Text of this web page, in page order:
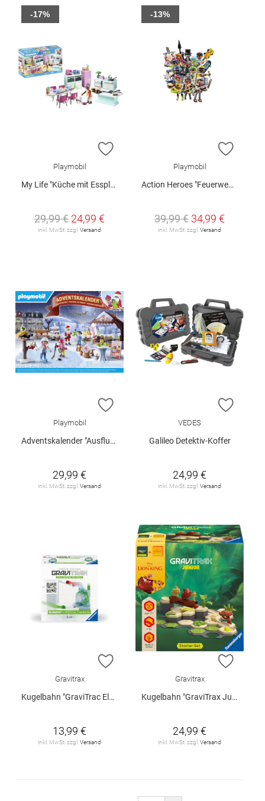
ZUR WUNSCHLISTE HINZUFÜGEN
Playmobil
My Life "Küche mit Essplatz"
29,99 € 24,99 €
inkl. MwSt. zzgl.Versand
-17%
ZUR
Playmobil
Action Heroes "Feuerwehrflugzeug mit Löschfunktion"
39,99 € 34,99 €
inkl. MwSt. zzgl.Versand
-13%
ZUR WUNSCHLISTE HINZUFÜGEN
Playmobil
Adventskalender "Ausflug auf den Weihnachtsmarkt"
29,99 €
inkl. MwSt. zzgl.Versand
ZUR
VEDES
Galileo Detektiv-Koffer
24,99 €
inkl. MwSt. zzgl.Versand
ZUR WUNSCHLISTE HINZUFÜGEN
Gravitrax
Kugelbahn "GraviTrac Element - Vertival Cannon"
13,99 €
inkl. MwSt. zzgl. Versand
ZUR
Gravitrax
Kugelbahn "GraviTrax Junior - Der König der Löwen (Erweiterung)"
24,99 €
inkl. MwSt. zzgl. Versand